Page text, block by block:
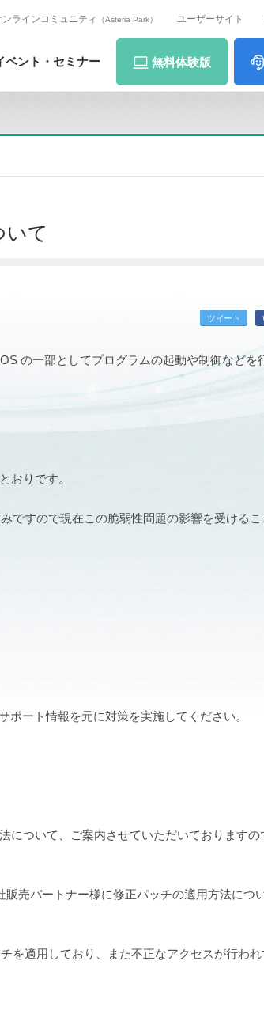
ンラインコミュニティ （Asteria Park） ユーザーサイト
ベント・ セミナー 無料体験版
いて
ツイート
の一部としてプログラムの起動や制御などを
おりです。
ですので現在この脆弱性問題の影響を受けるこ
ート情報を元に対策を実施してください。
ついて、ご案内させていただいておりますの
売パートナー様に修正パッチの適用方法につ
を適用しており、また不正なアクセスが行われ